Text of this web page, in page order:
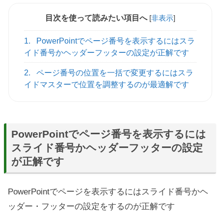
目次を使って読みたい項目へ [非表示]
1.
PowerPointでページ番号を表示するにはスラ
イド番号かヘッダーフッターの設定が正解です
2.
ページ番号の位置を一括で変更するにはスラ
イドマスターで位置を調整するのが最適解です
PowerPointでページ番号を表示するには
スライド番号かヘッダーフッターの設定
が正解です
PowerPointでページを表示するにはスライド番号かヘ
ッダー・フッターの設定をするのが正解です